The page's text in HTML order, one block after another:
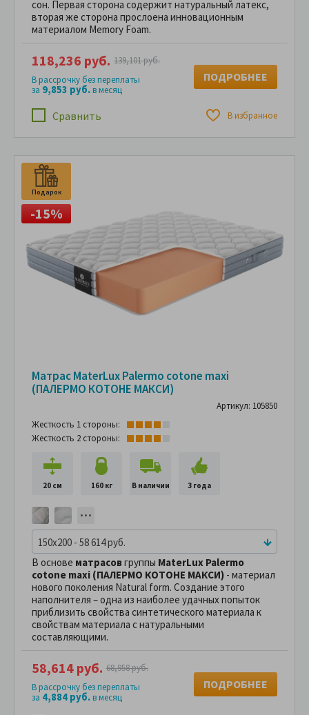
сон. Первая сторона содержит натуральный латекс,
вторая же сторона прослоена инновационным
материалом Memory Foam.
Сравнить В избранное
118,236 руб. 139,101 руб.
В рассрочку без переплаты
за 9,853 руб.в месяц
ПОДРОБНЕЕ
Подарок
-15%
Матрас MaterLux Palermo cotone maxi
(ПАЛЕРМО КОТОНЕ МАКСИ)
Артикул: 105850
Жесткость 1 стороны:
Жесткость 2 стороны:
20 см 160 кг В наличии 3 года
150x200 - 58 614 руб.
В основе матрасовгруппы MaterLux Palermo
cotone maxi (ПАЛЕРМО КОТОНЕ МАКСИ) - материал
нового поколения Natural form. Создание этого
наполнителя – одна из наиболее удачных попыток
приблизить свойства синтетического материала к
свойствам материала с натуральными
составляющими.
58,614 руб. 68,958 руб.
В рассрочку без переплаты
за 4,884 руб.в месяц
ПОДРОБНЕЕ